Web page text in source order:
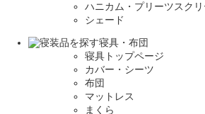
ハニカム・プリーツスク
シェード
寝具・布団
寝具トップページ
カバー・シーツ
布団
マットレス
まくら